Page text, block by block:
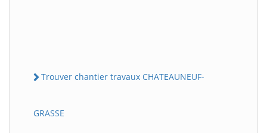
Trouver chantier travaux CHATEAUNEUF-
GRASSE